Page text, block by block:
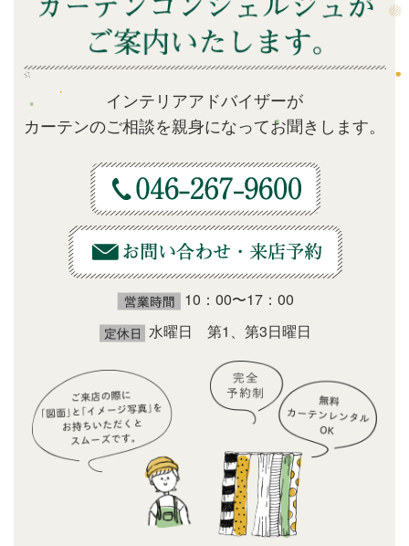
インテリアアドバイザーが
カーテンのご相談を親身になってお聞きします。
10：00〜17：00
水曜日 第1、第3日曜日